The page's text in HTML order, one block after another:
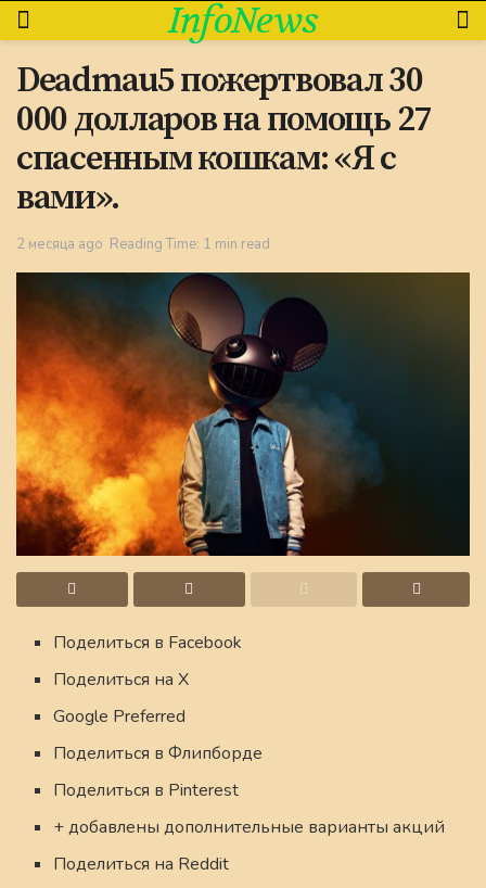
InfoNews
Deadmau5 пожертвовал 30
000 долларов на помощь 27
спасенным кошкам: «Я с
вами».
2 месяца ago Reading Time: 1 min read
Поделиться в Facebook
Поделиться на X
Google Preferred
Поделиться в Флипборде
Поделиться в Pinterest
+ добавлены дополнительные варианты акций
Поделиться на Reddit